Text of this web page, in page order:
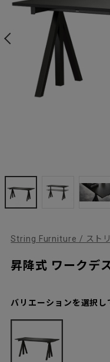
String Furniture / スト
昇降式 ワークデ
バリエーションを選択し